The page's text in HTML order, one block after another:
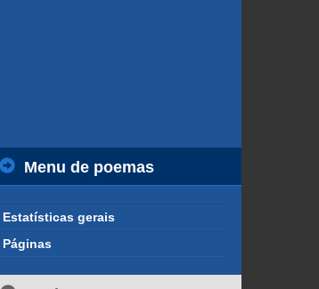
Menu de poemas
Estatísticas gerais
Páginas